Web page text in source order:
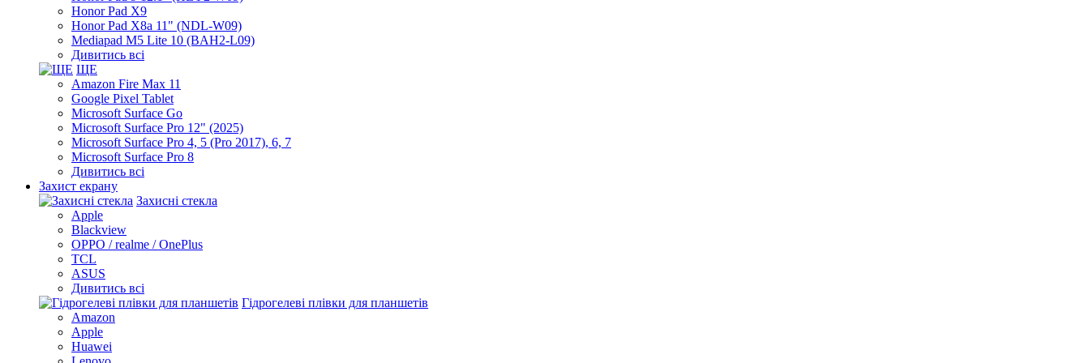
Honor Pad X9
Honor Pad X8a 11" (NDL-W09)
Mediapad M5 Lite 10 (BAH2-L09)
Дивитись всі
ЩЕ
Amazon Fire Max 11
Google Pixel Tablet
Microsoft Surface Go
Microsoft Surface Pro 12" (2025)
Microsoft Surface Pro 4, 5 (Pro 2017), 6, 7
Microsoft Surface Pro 8
Дивитись всі
Захист екрану
Захисні стекла
Apple
Blackview
OPPO / realme / OnePlus
TCL
ASUS
Дивитись всі
Гідрогелеві плівки для планшетів
Amazon
Apple
Huawei